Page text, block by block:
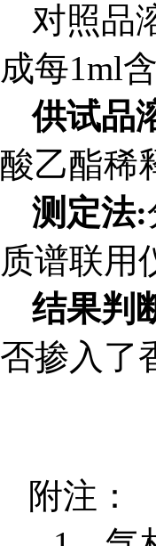
对照品
成每1ml
供试品
酸乙酯稀
测定法:
质谱联用
结果判
否掺入了
附注：